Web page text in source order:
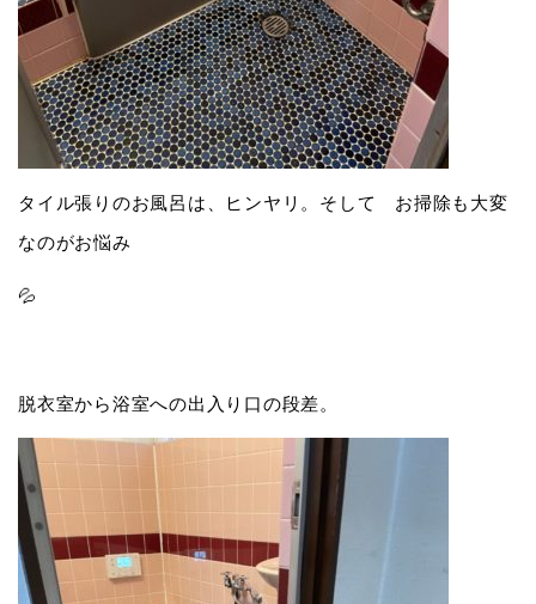
タイル張りのお風呂は、ヒンヤリ。そして お掃除も大変
なのがお悩み
💦
脱衣室から浴室への出入り口の段差。